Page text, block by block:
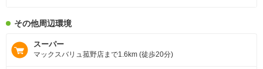
その他周辺環境
スーパー
マックスバリュ菰野店まで1.6km (徒歩20分)